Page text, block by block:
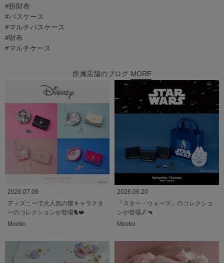
#折財布
#パスケース
#マルチパスケース
#財布
#マルチケース
所属店舗のブログ MORE
2026.07.09
ディズニーで大人気の猫キャラクタ
ーのコレクションが登場🐈❤️
Moeko
2026.06.20
『スター・ウォーズ』のコレクショ
ンが登場🌌🔫
Moeko